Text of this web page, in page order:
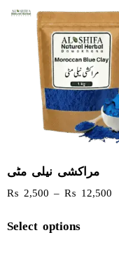
مراکشی نیلی مٹی
₨ 2,500 – ₨ 12,500
Select options